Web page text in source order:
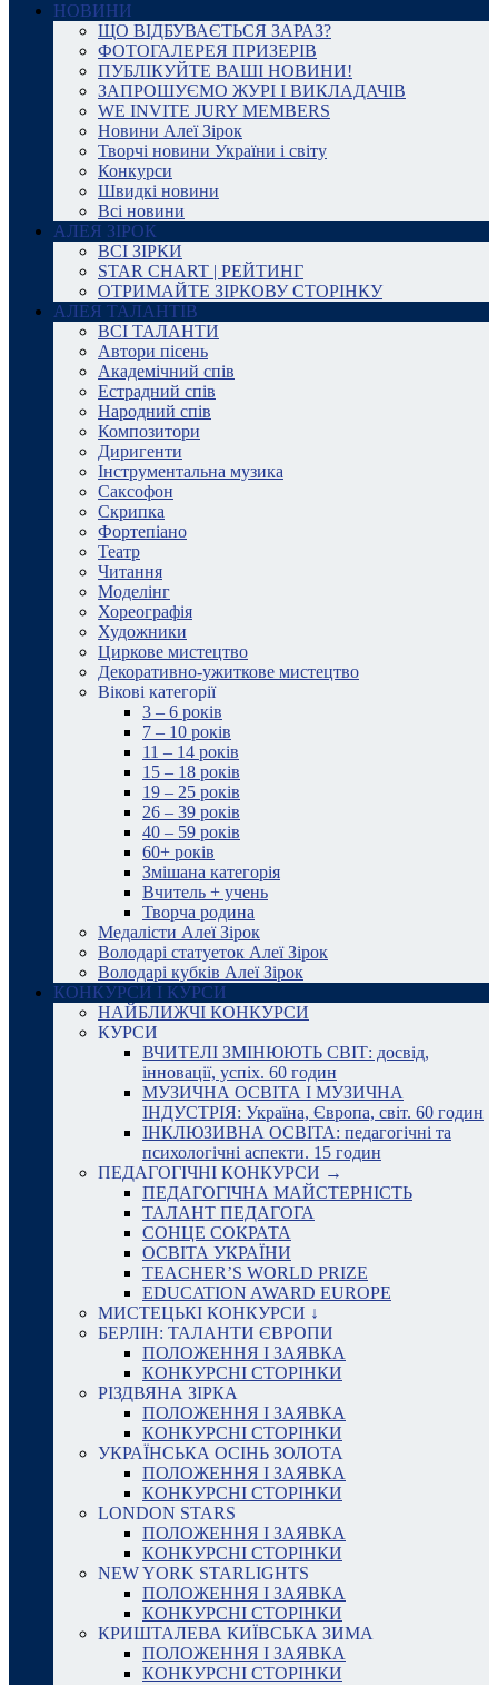
НОВИНИ
ЩО ВІДБУВАЄТЬСЯ ЗАРАЗ?
ФОТОГАЛЕРЕЯ ПРИЗЕРІВ
ПУБЛІКУЙТЕ ВАШІ НОВИНИ!
ЗАПРОШУЄМО ЖУРІ І ВИКЛАДАЧІВ
WE INVITE JURY MEMBERS
Новини Алеї Зірок
Творчі новини України і світу
Конкурси
Швидкі новини
Всі новини
АЛЕЯ ЗІРОК
ВСІ ЗІРКИ
STAR CHART | РЕЙТИНГ
ОТРИМАЙТЕ ЗІРКОВУ СТОРІНКУ
АЛЕЯ ТАЛАНТІВ
ВСІ ТАЛАНТИ
Автори пісень
Академічний спів
Естрадний спів
Народний спів
Композитори
Диригенти
Інструментальна музика
Саксофон
Скрипка
Фортепіано
Театр
Читання
Моделінг
Хореографія
Художники
Циркове мистецтво
Декоративно-ужиткове мистецтво
Вікові категорії
3 – 6 років
7 – 10 років
11 – 14 років
15 – 18 років
19 – 25 років
26 – 39 років
40 – 59 років
60+ років
Змішана категорія
Вчитель + учень
Творча родина
Медалісти Алеї Зірок
Володарі статуеток Алеї Зірок
Володарі кубків Алеї Зірок
КОНКУРСИ І КУРСИ
НАЙБЛИЖЧІ КОНКУРСИ
КУРСИ
ВЧИТЕЛІ ЗМІНЮЮТЬ СВІТ: досвід,
інновації, успіх. 60 годин
МУЗИЧНА ОСВІТА І МУЗИЧНА
ІНДУСТРІЯ: Україна, Європа, світ. 60 годин
ІНКЛЮЗИВНА ОСВІТА: педагогічні та
психологічні аспекти. 15 годин
ПЕДАГОГІЧНІ КОНКУРСИ →
ПЕДАГОГІЧНА МАЙСТЕРНІСТЬ
ТАЛАНТ ПЕДАГОГА
СОНЦЕ СОКРАТА
ОСВІТА УКРАЇНИ
TEACHER’S WORLD PRIZE
EDUCATION AWARD EUROPE
МИСТЕЦЬКІ КОНКУРСИ ↓
БЕРЛІН: ТАЛАНТИ ЄВРОПИ
ПОЛОЖЕННЯ І ЗАЯВКА
КОНКУРСНІ СТОРІНКИ
РІЗДВЯНА ЗІРКА
ПОЛОЖЕННЯ І ЗАЯВКА
КОНКУРСНІ СТОРІНКИ
УКРАЇНСЬКА ОСІНЬ ЗОЛОТА
ПОЛОЖЕННЯ І ЗАЯВКА
КОНКУРСНІ СТОРІНКИ
LONDON STARS
ПОЛОЖЕННЯ І ЗАЯВКА
КОНКУРСНІ СТОРІНКИ
NEW YORK STARLIGHTS
ПОЛОЖЕННЯ І ЗАЯВКА
КОНКУРСНІ СТОРІНКИ
КРИШТАЛЕВА КИЇВСЬКА ЗИМА
ПОЛОЖЕННЯ І ЗАЯВКА
КОНКУРСНІ СТОРІНКИ